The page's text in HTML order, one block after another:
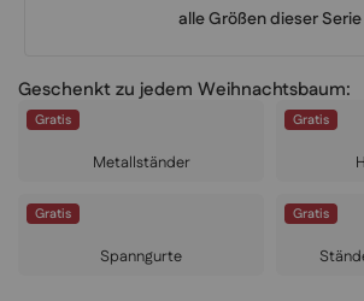
alle Größen dieser Serie
Geschenkt zu jedem Weihnachtsbaum:
Gratis
Metallständer
Gratis
Gratis
Spanngurte
Gratis